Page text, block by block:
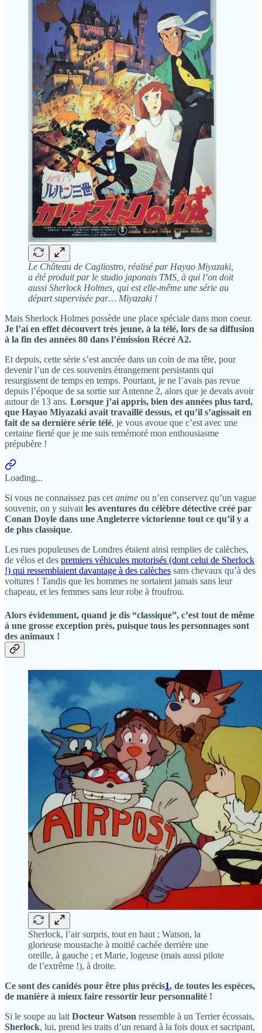
Le Château de Cagliostro, réalisé par Hayao Miyazaki,
a été produit par le studio japonais TMS, à qui l’on doit
aussi Sherlock Holmes, qui est elle-même une série au
départ supervisée par… Miyazaki !
Mais Sherlock Holmes possède une place spéciale dans mon coeur.
Je l’ai en effet découvert très jeune, à la télé, lors de sa diffusion
à la fin des années 80 dans l’émission Récré A2.
Et depuis, cette série s’est ancrée dans un coin de ma tête, pour
devenir l’un de ces souvenirs étrangement persistants qui
resurgissent de temps en temps. Pourtant, je ne l’avais pas revue
depuis l’époque de sa sortie sur Antenne 2, alors que je devais avoir
autour de 13 ans. Lorsque j’ai appris, bien des années plus tard,
que Hayao Miyazaki avait travaillé dessus, et qu’il s’agissait en
fait de sa dernière série télé, je vous avoue que c’est avec une
certaine fierté que je me suis remémoré mon enthousiasme
prépubère !
Loading...
Si vous ne connaissez pas cet anime ou n’en conservez qu’un vague
souvenir, on y suivait les aventures du célèbre détective créé par
Conan Doyle dans une Angleterre victorienne tout ce qu’il y a
de plus classique.
Les rues populeuses de Londres étaient ainsi remplies de calèches,
de vélos et des premiers véhicules motorisés (dont celui de Sherlock
!) qui ressemblaient davantage à des calèches sans chevaux qu’à des
voitures ! Tandis que les hommes ne sortaient jamais sans leur
chapeau, et les femmes sans leur robe à froufrou.
Alors évidemment, quand je dis “classique”, c’est tout de même
à une grosse exception près, puisque tous les personnages sont
des animaux !
Sherlock, l’air surpris, tout en haut ; Watson, la
glorieuse moustache à moitié cachée derrière une
oreille, à gauche ; et Marie, logeuse (mais aussi pilote
de l’extrême !), à droite.
Ce sont des canidés pour être plus précis1, de toutes les espèces,
de manière à mieux faire ressortir leur personnalité !
Si le soupe au lait Docteur Watson ressemble à un Terrier écossais,
Sherlock, lui, prend les traits d’un renard à la fois doux et sacripant,